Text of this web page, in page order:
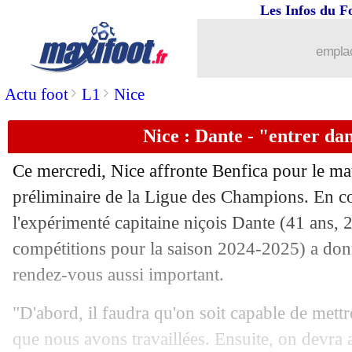
Actu foot> L1 > Nice
Les Infos du
Nice : Dante - "entrer
Ce mercredi, Nice affronte Benfica pour le
préliminaire de la Ligue des Champions. En
l'expérimenté capitaine niçois Dante (41 ans,
compétitions pour la saison 2024-2025) a
rendez-vous aussi important.
"D'abord, il faudra qu'on soit capable de
que nous avons travaillées. Ensuite, on devra
Dortmund : un mercato freiné par
06/08 Francfort: Doan arrive pour 22 M€
06/08 Barça: Laporta donne rendez-vous
06/08 Everton : Dewsbury-Hall pour 33
06/08 Barça : retour au Camp Nou en
06/08 OM: prix fixé pour Maupay
Majorque : Greif, une blessure